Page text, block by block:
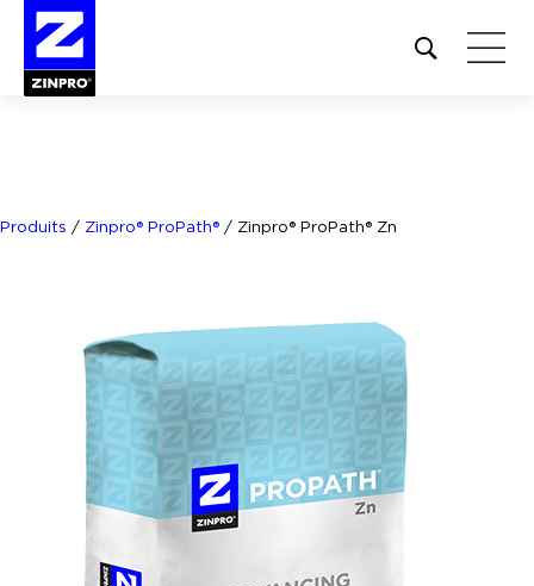
Open
site
Produits / Zinpro® ProPath® / Zinpro® ProPath® Zn